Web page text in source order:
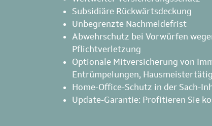
Subsidiäre Rückwärtsdeckung
Unbegrenzte Nachmeldefrist
Abwehrschutz bei Vorwürfen
Pflichtverletzung
Optionale Mitversicherung von
Entrümpelungen,
Home-Office-Schutz in der Sach-
Update-Garantie: Profitieren Sie